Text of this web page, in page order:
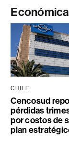
CHILE
Cencosud
pérdidas
por costos de
plan